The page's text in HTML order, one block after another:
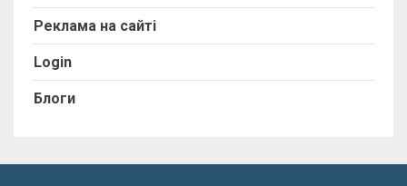
Реклама на сайті
Login
Блоги